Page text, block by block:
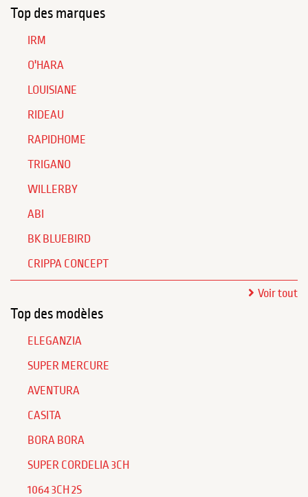
Top des marques
IRM
O'HARA
LOUISIANE
RIDEAU
RAPIDHOME
TRIGANO
WILLERBY
ABI
BK BLUEBIRD
CRIPPA CONCEPT
Voir tout
Top des modèles
ELEGANZIA
SUPER MERCURE
AVENTURA
CASITA
BORA BORA
SUPER CORDELIA 3CH
1064 3CH 2S